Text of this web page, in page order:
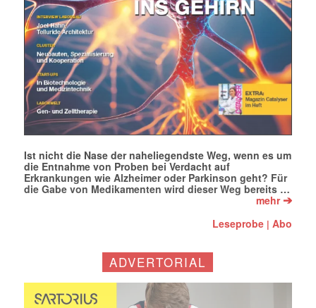
E-
Mail
(erforderlich)
Ist nicht die Nase der naheliegendste Weg, wenn es um
die Entnahme von Proben bei Verdacht auf
Erkrankungen wie Alzheimer oder Parkinson geht? Für
die Gabe von Medikamenten wird dieser Weg bereits …
mehr➔
Leseprobe |Abo
ADVERTORIAL